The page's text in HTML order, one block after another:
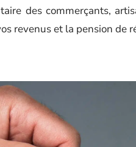
des commerçants,
revenus et la pension de